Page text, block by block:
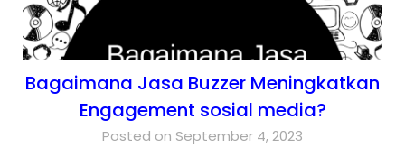
Bagaimana Jasa Buzzer Meningkatkan
Engagement sosial media?
Posted on September 4, 2023